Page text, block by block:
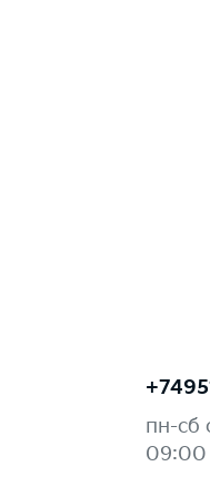
пн-сб
09:00